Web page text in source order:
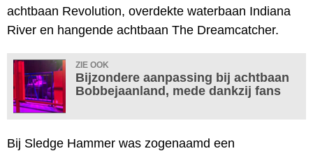
achtbaan Revolution, overdekte waterbaan Indiana
River en hangende achtbaan The Dreamcatcher.
ZIE OOK
Bijzondere aanpassing bij achtbaan
Bobbejaanland, mede dankzij fans
Bij Sledge Hammer was zogenaamd een